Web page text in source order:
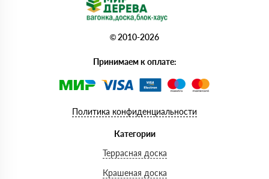
© 2010-2026
Принимаем к оплате:
Политика конфиденциальности
Категории
Террасная доска
Крашеная доска